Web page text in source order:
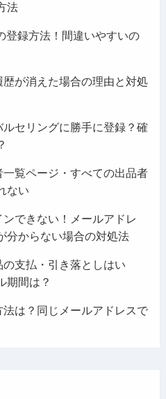
法
登録方法！間違いやすいの
が消えた場合の理由と対処
セリングに勝手に登録？確
覧ページ・すべての出品者
ない
できない！メールアドレ
分からない場合の対処法
支払・引き落としはい
期間は？
は？同じメールアドレスで